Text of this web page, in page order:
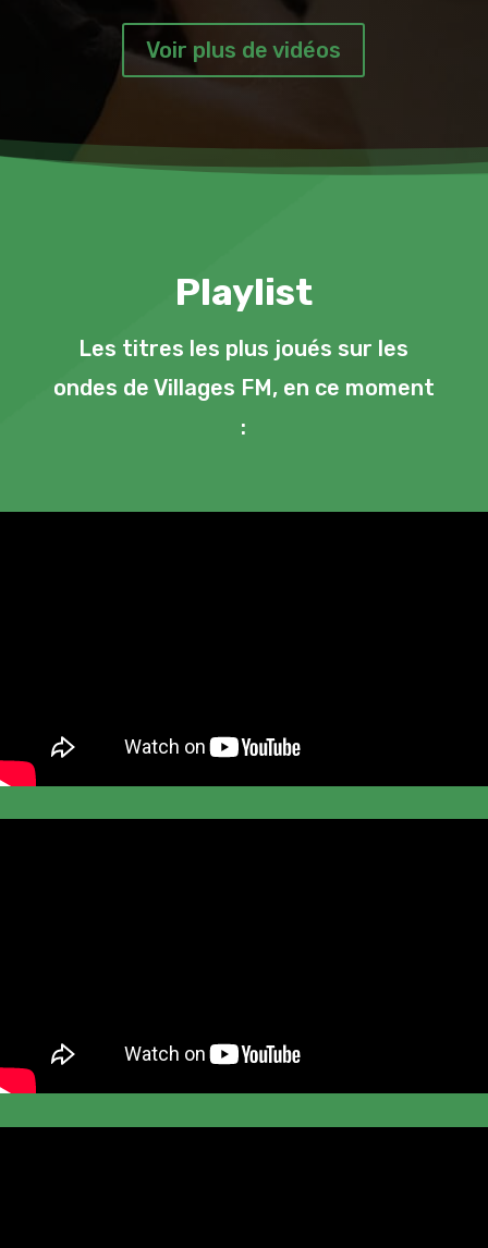
Voir plus de vidéos
Playlist
Les titres les plus joués sur les
ondes de Villages FM, en ce moment
: